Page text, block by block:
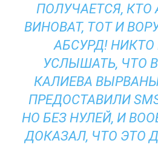
ПОЛУЧАЕТСЯ, КТО
ВИНОВАТ, ТОТ И
АБСУРД! НИКТО
УСЛЫШАТЬ, ЧТО
КАЛИЕВА
ПРЕДОСТАВИЛИ
НО БЕЗ НУЛЕЙ, И
ДОКАЗАЛ, ЧТО ЭТО